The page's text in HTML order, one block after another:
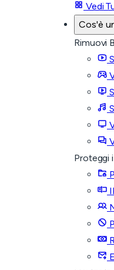
Vedi
Cos'è
Rimuovi
Proteggi